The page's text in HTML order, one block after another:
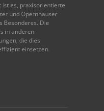
ist es, praxisorientierte
und Opernhäuser
Besonderes. Die
in anderen
die dies
einsetzen.